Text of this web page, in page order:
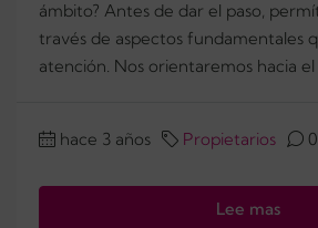
ámbito? Antes de dar el paso,
través de aspectos fundamentales
atención. Nos orientaremos hacia el
hace 3 años Propietarios 0
Lee mas